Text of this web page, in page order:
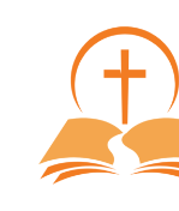
conteúdo